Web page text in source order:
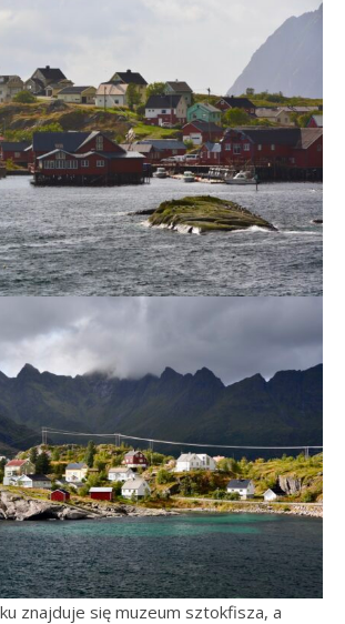
znajduje się muzeum sztokfisza, a